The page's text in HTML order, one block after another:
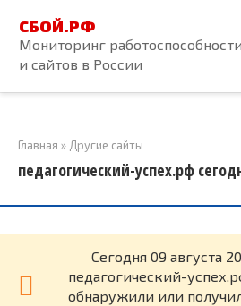
контенту
СБОЙ.РФ
Мониторинг
и сайтов в России
Главная » Другие сайты
педагогический-успех.рф
Cегодня 09 августа
педагогический-
обнаружили или